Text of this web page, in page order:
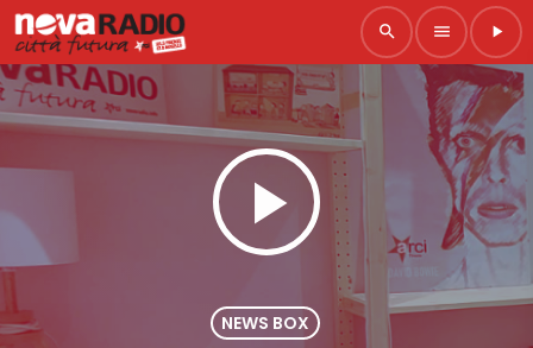
search menu play_arrow
play_arrow
NEWS BOX